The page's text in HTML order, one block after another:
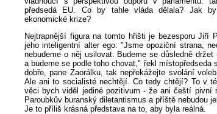
předsedá EU. Co by tahle vláda dělala? Jak
ekonomické krize?
Nejtrapnější figura na tomto hřišti je bezesporu Jiří
jeho inteligentní alter ego: "Jsme opoziční strana,
nebudeme o něj usilovat. Budeme se důsledně
a budeme se podle toho chovat," řekl místopředseda
dobře, pane Zaorálku, tak nepřekážejte svolání
Ale ani to socialisté nechtějí. Co tedy chtějí? To v
věci bych viděl jediné pozitivum - že ani čeští pivní
Paroubkův buranský diletantismus a příště nebudou
Je to příliš krásná představa na to, aby byla reálná.